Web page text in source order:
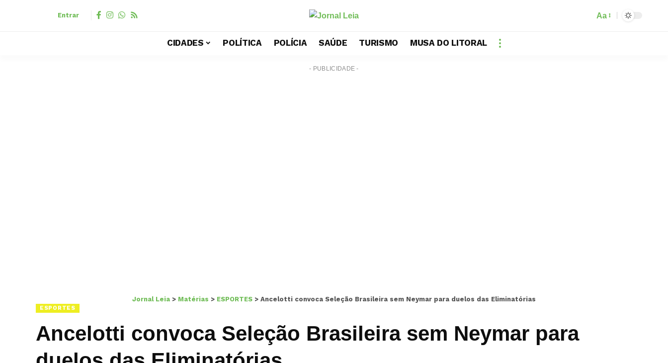
Entrar Aa
CIDADES POLÍTICA POLÍCIA SAÚDE TURISMO MUSA DO LITORAL
- PUBLICIDADE -
Jornal Leia > Matérias > ESPORTES > Ancelotti convoca Seleção Brasileira sem Neymar para duelos das Eliminatórias
ESPORTES
Ancelotti convoca Seleção Brasileira sem Neymar para